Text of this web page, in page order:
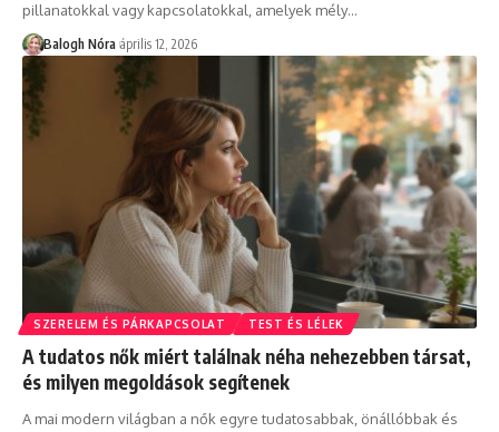
pillanatokkal vagy kapcsolatokkal, amelyek mély…
Balogh Nóra április 12, 2026
SZERELEM ÉS PÁRKAPCSOLAT TEST ÉS LÉLEK
A tudatos nők miért találnak néha nehezebben társat,
és milyen megoldások segítenek
A mai modern világban a nők egyre tudatosabbak, önállóbbak és